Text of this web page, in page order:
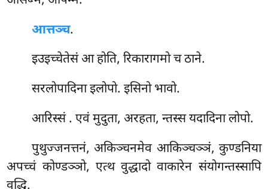
आत्तञ्च.
इउइच्चेतेसं आ होति, रिकारागमो च ठाने.
सरलोपादिना इलोपो. इसिनो भावो.
आरिस्सं. एवं मुदुता, अरहता, न्तस्स यदादिना लोपो.
पुथुज्जनत्तनं, अकिञ्चनमेव आकिञ्चञ्ञं, कुण्डनिया
अपच्चं कोण्डञ्ञो, एत्थ वुद्धादो वाकारेन संयोगन्तस्सापि